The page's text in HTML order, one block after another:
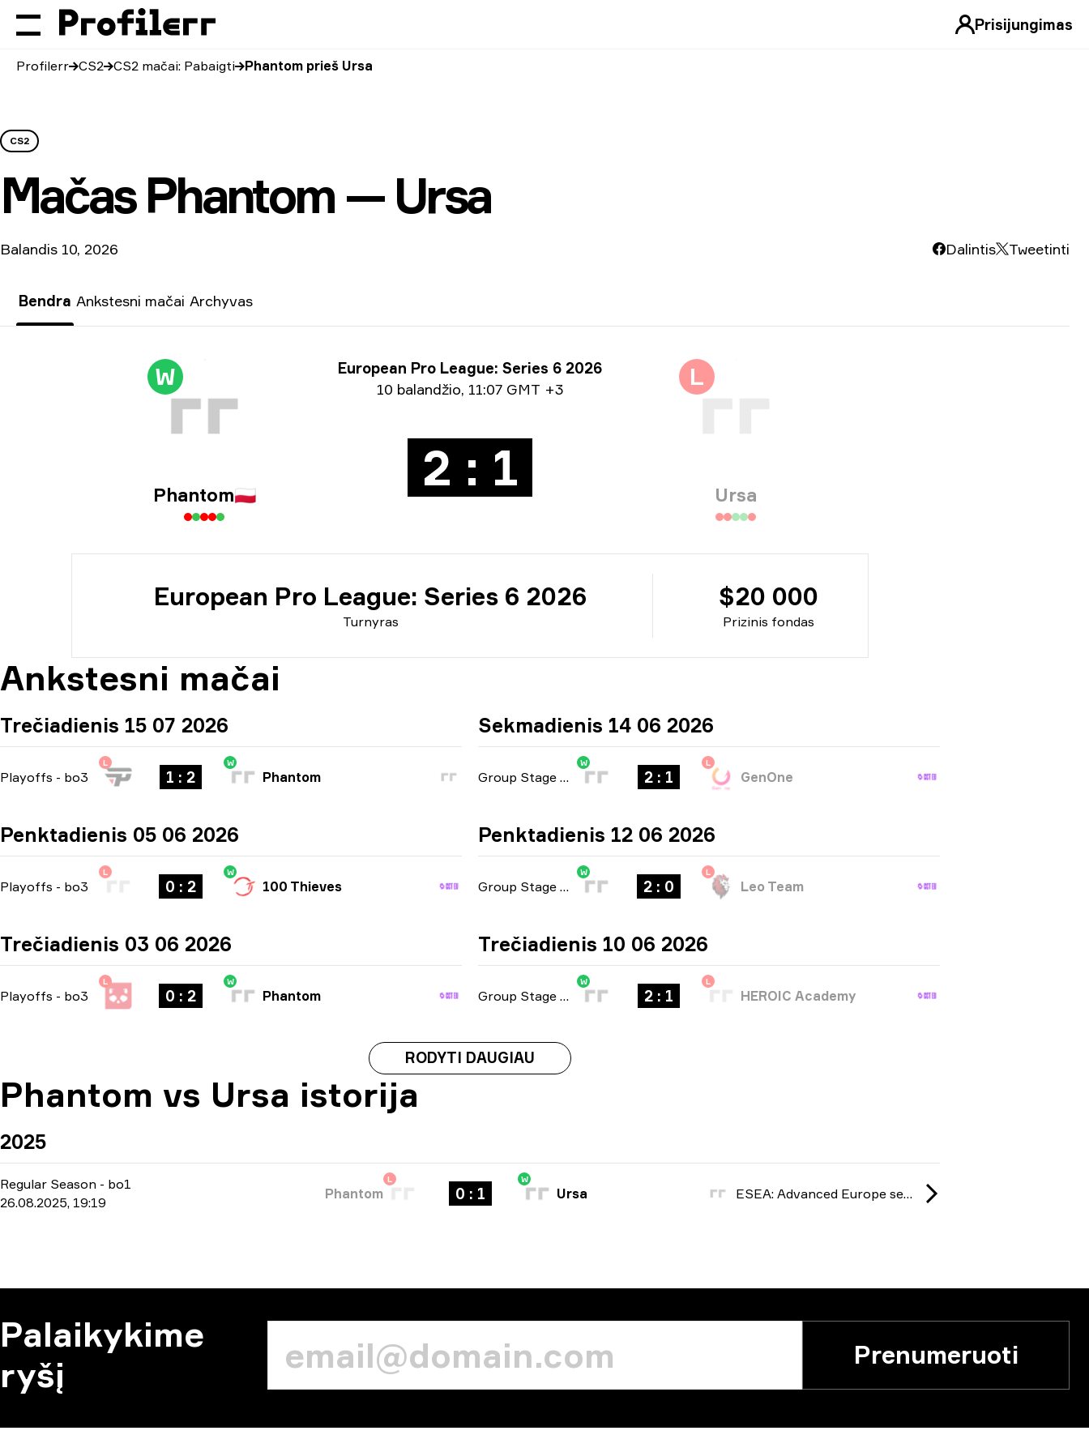
Prisijungimas
Profilerr CS2 CS2 mačai: Pabaigti Phantom prieš Ursa
CS2
Mačas Phantom — Ursa
Balandis 10, 2026 Dalintis Tweetinti
Bendra Ankstesni mačai Archyvas
Turnyro informacija
European Pro League: Series 6 2026
Informacija apie datą
10 balandžio, 11:07 GMT +3
W
Phantom🇵🇱 2 : 1
L
Ursa
Turnyras
European Pro League: Series 6 2026
Prizinis fondas
$20 000
Ankstesni mačai
Trečiadienis 15 07 2026
Playoffs - bo3
L
1 : 2
W
Phantom
Penktadienis 05 06 2026
Playoffs - bo3
L
0 : 2
W
100 Thieves
Trečiadienis 03 06 2026
Playoffs - bo3
L
0 : 2
W
Phantom
Sekmadienis 14 06 2026
Group Stage bo3
W
2 : 1
L
GenOne
Penktadienis 12 06 2026
Group Stage bo3
W
2 : 0
L
Leo Team
Trečiadienis 10 06 2026
Group Stage bo3
W
2 : 1
L
HEROIC Academy
RODYTI DAUGIAU
Phantom vs Ursa istorija
2025
Regular Season - bo1
26.08.2025, 19:19
L
Phantom 0 : 1
W
Ursa ESEA: Advanced Europe season 54 2025
Palaikykime
ryšį
Prenumeruoti